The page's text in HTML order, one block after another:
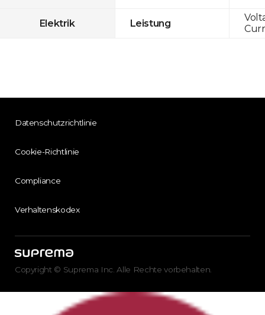
Elektrik Leistung
Datenschutzrichtlinie
Cookie-Richtlinie
Compliance
Verhaltenskodex
Copyright © Suprema Inc. Alle Rechte vorbehalten.